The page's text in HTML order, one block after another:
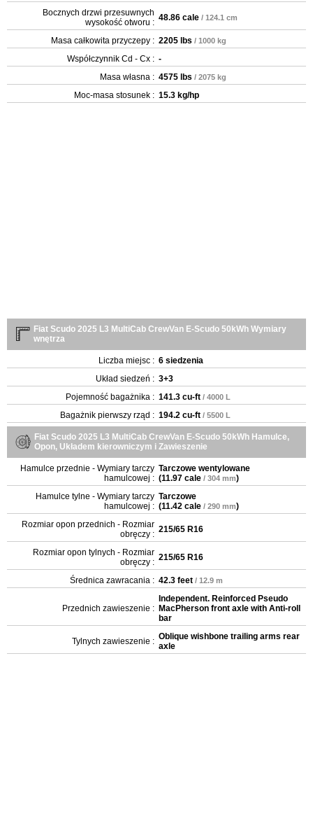
Bocznych drzwi przesuwnych
wysokość otworu : 48.86 cale / 124.1 cm
Masa całkowita przyczepy : 2205 lbs / 1000 kg
Współczynnik Cd - Cx : -
Masa własna : 4575 lbs / 2075 kg
Moc-masa stosunek : 15.3 kg/hp
Fiat Scudo 2025 L3 MultiCab CrewVan E-Scudo 50kWh Wymiary
wnętrza
Liczba miejsc : 6 siedzenia
Układ siedzeń : 3+3
Pojemność bagażnika : 141.3 cu-ft / 4000 L
Bagażnik pierwszy rząd : 194.2 cu-ft / 5500 L
Fiat Scudo 2025 L3 MultiCab CrewVan E-Scudo 50kWh Hamulce,
Opon, Układem kierowniczym i Zawieszenie
Hamulce przednie - Wymiary tarczy
hamulcowej :
Tarczowe wentylowane
(11.97 cale / 304 mm)
Hamulce tylne - Wymiary tarczy
hamulcowej :
Tarczowe
(11.42 cale / 290 mm)
Rozmiar opon przednich - Rozmiar
obręczy : 215/65 R16
Rozmiar opon tylnych - Rozmiar
obręczy : 215/65 R16
Średnica zawracania : 42.3 feet / 12.9 m
Przednich zawieszenie :
Independent. Reinforced Pseudo
MacPherson front axle with Anti-roll
bar
Tylnych zawieszenie : Oblique wishbone trailing arms rear
axle